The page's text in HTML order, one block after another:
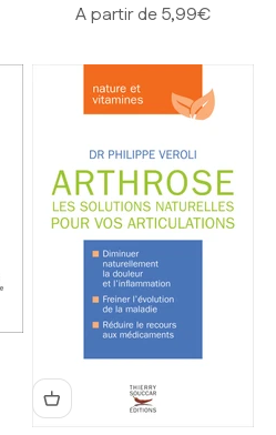
Prix de vente
A partir de 5,99€